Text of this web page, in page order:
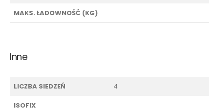
MAKS. ŁADOWNOŚĆ (KG)
Inne
LICZBA SIEDZEŃ 4
ISOFIX